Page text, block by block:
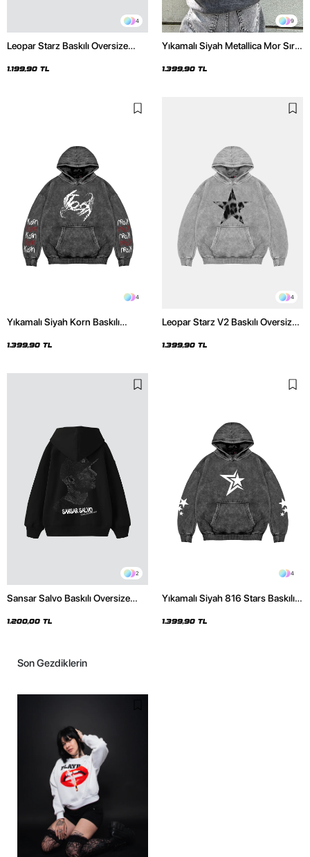
4
Leopar Starz Baskılı Oversize
1.199,90 TL
9
Yıkamalı Siyah Metallica Mor Sırt
Hoodie
1.399,90 TL
4
Yıkamalı Siyah Korn Baskılı
1.399,90 TL
4
Leopar Starz V2 Baskılı Oversize
Hoodie
1.399,90 TL
2
Sansar Salvo Baskılı Oversize
1.200,00 TL
4
Yıkamalı Siyah 816 Stars Baskılı
1.399,90 TL
Son Gezdiklerin